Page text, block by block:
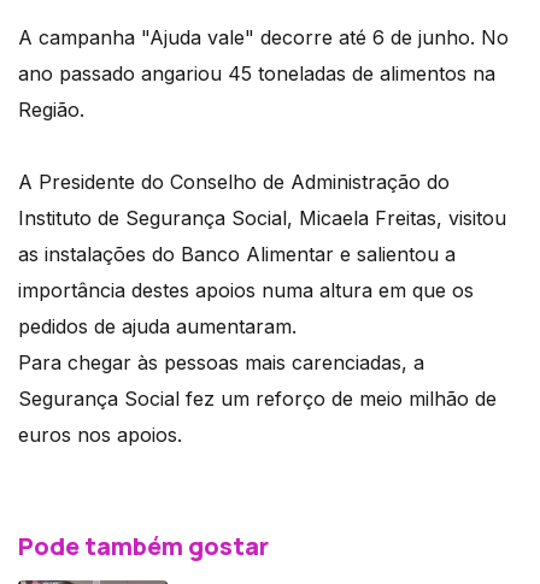
A campanha "Ajuda vale" decorre até 6 de junho. No
ano passado angariou 45 toneladas de alimentos na
Região.
A Presidente do Conselho de Administração do
Instituto de Segurança Social, Micaela Freitas, visitou
as instalações do Banco Alimentar e salientou a
importância destes apoios numa altura em que os
pedidos de ajuda aumentaram.
Para chegar às pessoas mais carenciadas, a
Segurança Social fez um reforço de meio milhão de
euros nos apoios.
Pode também gostar